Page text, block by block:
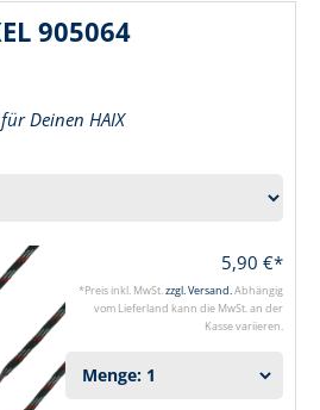
905064
Deinen HAIX
5,90 €*
*Preis inkl. MwSt. zzgl. Versand. Abhängig
vom Lieferland kann die MwSt. an der
Kasse variieren.